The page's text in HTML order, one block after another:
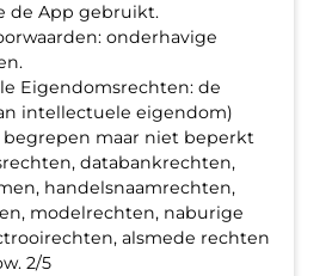
de App gebruikt.
onderhavige
Eigendomsrechten: de
intellectuele eigendom)
begrepen maar niet beperkt
databankrechten,
handelsnaamrechten,
modelrechten, naburige
alsmede rechten
2/5